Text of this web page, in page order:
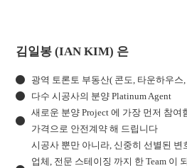
김일봉 (IAN KIM) 은
광역 토론토 부동산( 콘도, 타운하우스
다수 시공사의 분양 Platinum Agent
새로운 분양 Project 에 가장 먼저 참
가격으로 안전계약 해 드립니다
시공사 뿐만 아니라, 신중히 선별된 변
업체, 전문 스테이징 까지 한 Team 이